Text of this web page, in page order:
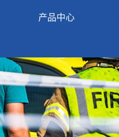
产品中心